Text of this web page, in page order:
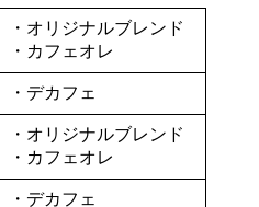
・オリジナルブレンド
・カフェオレ
・デカフェ
・オリジナルブレンド
・カフェオレ
・デカフェ